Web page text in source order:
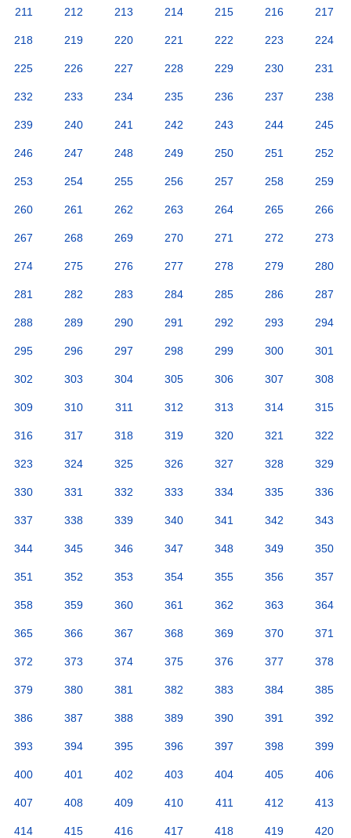
211 212 213 214 215 216 217
218 219 220 221 222 223 224
225 226 227 228 229 230 231
232 233 234 235 236 237 238
239 240 241 242 243 244 245
246 247 248 249 250 251 252
253 254 255 256 257 258 259
260 261 262 263 264 265 266
267 268 269 270 271 272 273
274 275 276 277 278 279 280
281 282 283 284 285 286 287
288 289 290 291 292 293 294
295 296 297 298 299 300 301
302 303 304 305 306 307 308
309 310 311 312 313 314 315
316 317 318 319 320 321 322
323 324 325 326 327 328 329
330 331 332 333 334 335 336
337 338 339 340 341 342 343
344 345 346 347 348 349 350
351 352 353 354 355 356 357
358 359 360 361 362 363 364
365 366 367 368 369 370 371
372 373 374 375 376 377 378
379 380 381 382 383 384 385
386 387 388 389 390 391 392
393 394 395 396 397 398 399
400 401 402 403 404 405 406
407 408 409 410 411 412 413
414 415 416 417 418 419 420